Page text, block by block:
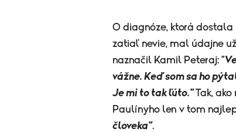
O diagnóze, ktorá dostala
zatiaľ nevie, mal údajne
naznačil Kamil Peteraj: "V
vážne. Keď som sa ho
Je mi to tak ľúto."Tak,
Paulínyho len v tom
človeka".